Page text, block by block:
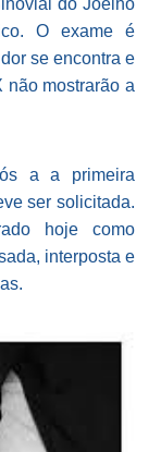
do Joelho
O exame é
se encontra e
mostrarão a
a a primeira
ser solicitada.
hoje como
interposta e